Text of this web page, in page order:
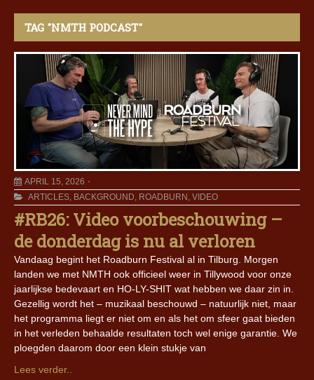
TAG "NMTH PODCAST"
APRIL 15, 2026
ARTICLES, BACKGROUND, ROADBURN , VIDEO
#RB26: Video voorbeschouwing –
de donderdag is nu al verloren
Vandaag begint het Roadburn Festival al in Tilburg. Morgen
landen we met NMTH ook officieel weer in Tillywood voor onze
jaarlijkse bedevaart en HO-LY-SHIT wat hebben we daar zin in.
Gezellig wordt het – muzikaal beschouwd – natuurlijk niet, maar
het programma liegt er niet om en als het om sfeer gaat bieden
in het verleden behaalde resultaten toch wel enige garantie. We
ploegden daarom door een klein stukje van
Lees verder..